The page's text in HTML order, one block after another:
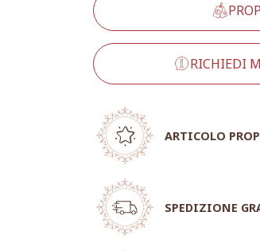
RICHIEDI
ARTICOLO
SPEDIZIONE